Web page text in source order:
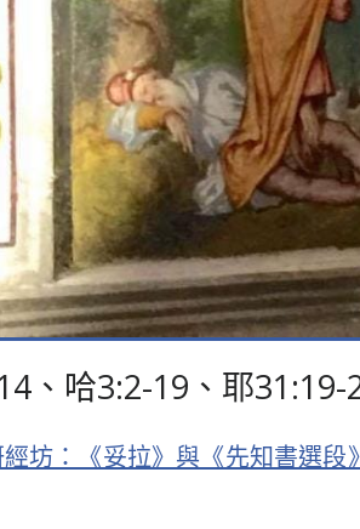
、哈3:2-19、耶
坊：《妥拉》與《先知書選